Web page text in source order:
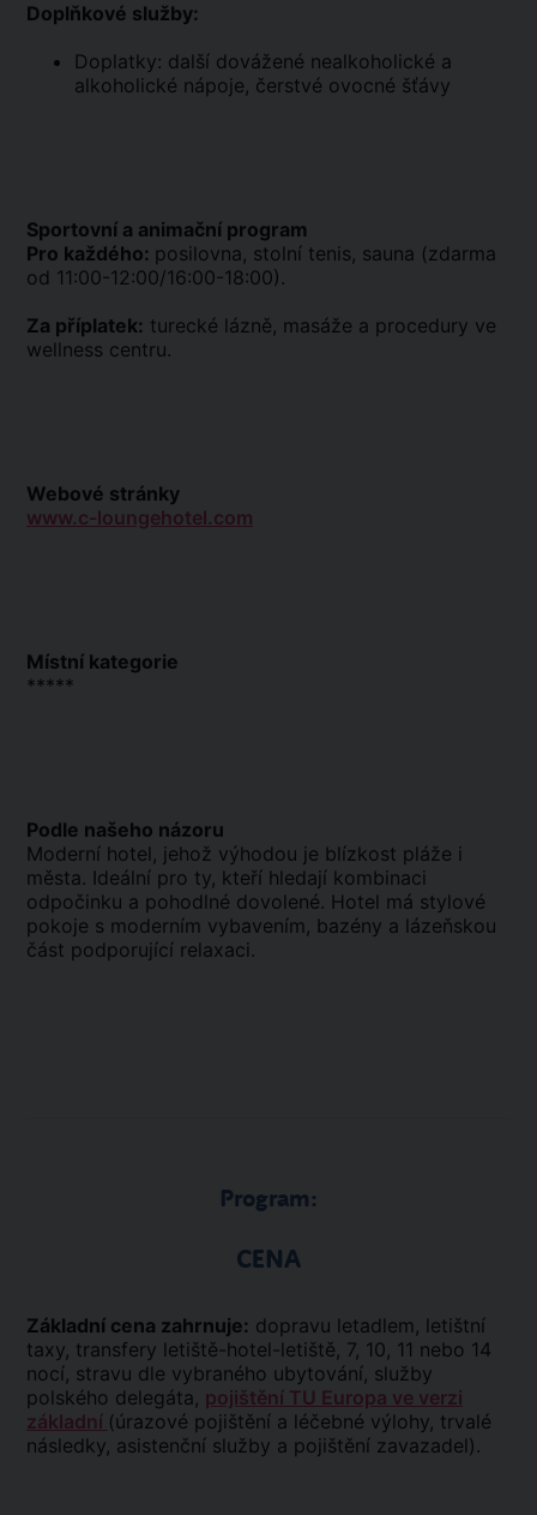
Doplňkové služby:
Doplatky: další dovážené nealkoholické a
alkoholické nápoje, čerstvé ovocné šťávy
Sportovní a animační program
Pro každého: posilovna, stolní tenis, sauna (zdarma
od 11:00-12:00/16:00-18:00).
Za příplatek: turecké lázně, masáže a procedury ve
wellness centru.
Webové stránky
www.c-loungehotel.com
Místní kategorie
*****
Podle našeho názoru
Moderní hotel, jehož výhodou je blízkost pláže i
města. Ideální pro ty, kteří hledají kombinaci
odpočinku a pohodlné dovolené. Hotel má stylové
pokoje s moderním vybavením, bazény a lázeňskou
část podporující relaxaci.
Program:
CENA
Základní cena zahrnuje: dopravu letadlem, letištní
taxy, transfery letiště-hotel-letiště, 7, 10, 11 nebo 14
nocí, stravu dle vybraného ubytování, služby
polského delegáta, pojištění TU Europa ve verzi
základní (úrazové pojištění a léčebné výlohy, trvalé
následky, asistenční služby a pojištění zavazadel).